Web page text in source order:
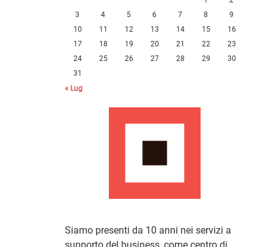
3
4 5 6 7 8
9
10
11 12 13 14 15
16
17
18 19 20 21 22
23
24
25 26 27 28 29
30
31
« Lug
Siamo presenti da 10 anni nei servizi a
supporto del business, come centro di